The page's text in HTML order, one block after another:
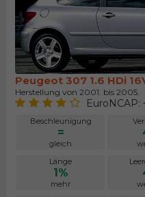
Peugeot 307 1.6 HDi
Herstellung von 2001. bis 2005.
EuroNCAP:
Beschleunigung
=
gleich
Länge
1%
mehr